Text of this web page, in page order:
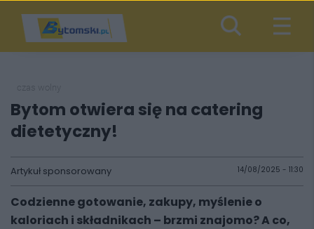
Bytom otwiera się na catering
dietetyczny!
Artykuł sponsorowany 14/08/2025 - 11:30
Codzienne gotowanie, zakupy, myślenie o
kaloriach i składnikach – brzmi znajomo? A co,